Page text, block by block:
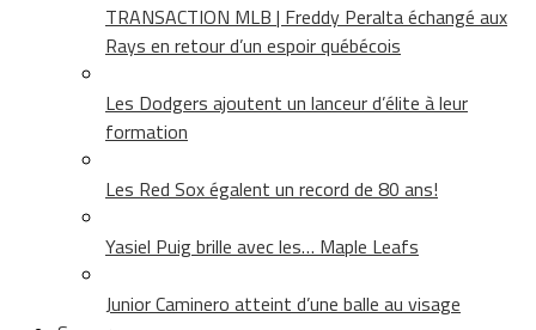
TRANSACTION MLB | Freddy Peralta échangé aux
Rays en retour d’un espoir québécois
Les Dodgers ajoutent un lanceur d’élite à leur
formation
Les Red Sox égalent un record de 80 ans!
Yasiel Puig brille avec les… Maple Leafs
Junior Caminero atteint d’une balle au visage